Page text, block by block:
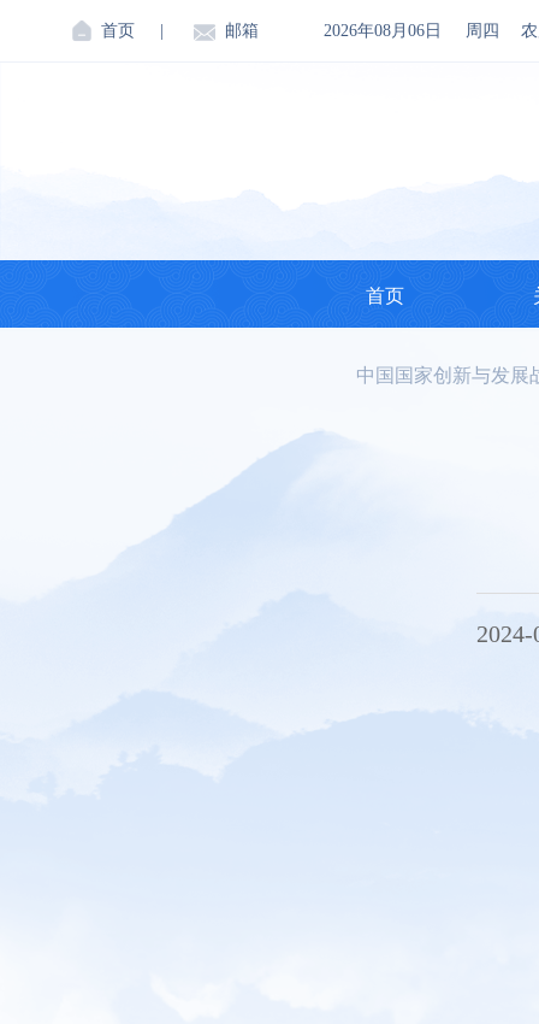
首页 邮箱 2026年08月06日 周四
首页
中国国家创新与发展